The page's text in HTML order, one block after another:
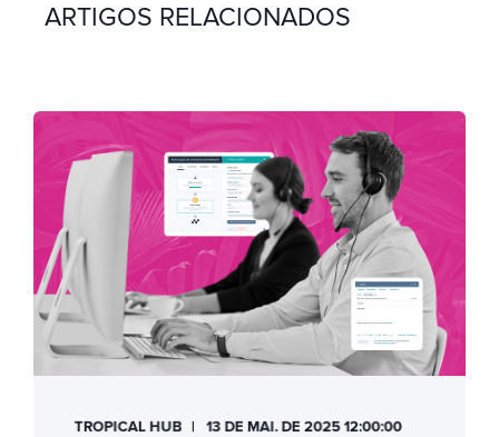
ARTIGOS RELACIONADOS
TROPICAL HUB
13 DE MAI. DE 2025 12:00:00